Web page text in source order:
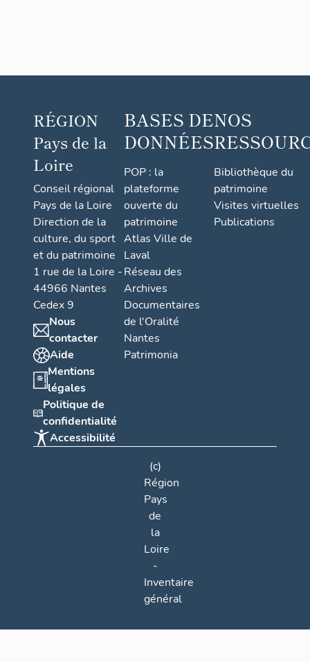
RÉGION
Pays de la
Loire
Conseil régional
Pays de la Loire
Direction de la
culture, du sport
et du patrimoine
1 rue de la Loire -
44966 Nantes
Cedex 9
Nous
contacter
Aide
Mentions
légales
Politique de
confidentialité
Accessibilité
BASES DE
DONNÉES
POP : la
plateforme
ouverte du
patrimoine
Atlas Ville de
Laval
Réseau des
Archives
Documentaires
de l'Oralité
Nantes
Patrimonia
NOS
Bibliothèque du
patrimoine
Visites virtuelles
Publications
(c)
Région
Pays
de
la
Loire
-
Inventaire
général